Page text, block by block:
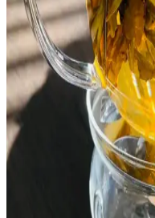
Yayla tavuk sote, tavuğun ve
hazırlanan geleneksel Türk
tarif, evde kolayca
Servet Fethiye Tahin:
Ürünü ile Sağlıklı
Servet Fethiye Tahin,
yöntemlerle üretilmiş
kullanımı ve besleyici
araya getirir.
Sütlü Bayram
Piyasa Durumu